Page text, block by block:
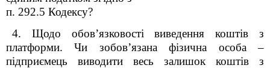
п. 292.5 Кодексу?
4. Щодо обов’язковості виведення коштів з
платформи. Чи зобов’язана фізична особа –
підприємець виводити весь залишок коштів з